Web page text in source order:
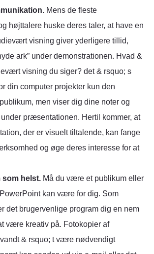
Mens de fleste
højttalere huske deres taler, at have en
visning giver yderligere tillid,
ark” under demonstrationen. Hvad &
visning du siger? det & rsquo; s
din computer projekter kun den
men viser dig dine noter og
præsentationen. Hertil kommer, at
der er visuelt tiltalende, kan fange
og øge deres interesse for at
som helst. Må du være et publikum eller
kan være for dig. Som
det brugervenlige program dig en nem
være kreativ på. Fotokopier af
& rsquo; t være nødvendigt